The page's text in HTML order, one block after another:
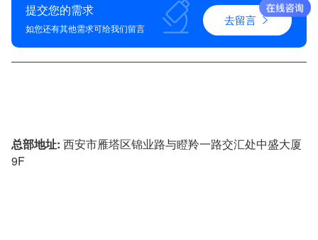
提交您的需求
如您还有其他需求可给我们留言
去留言
总部地址: 西安市雁塔区锦业路与瞪羚一路交汇处中盛大厦
9F